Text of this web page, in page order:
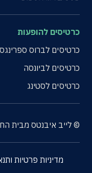
כרטיסים להופעות
כרטיסים לברוס
כרטיסים לביונסה
כרטיסים לסטינג
© לייב איבנטס מבית
מדיניות פרטיות